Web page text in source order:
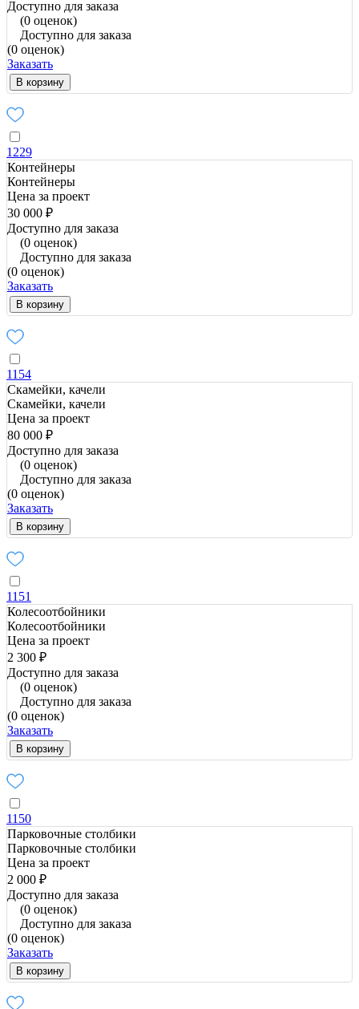
Доступно для заказа
(0 оценок)
Доступно для заказа
(0 оценок)
Заказать
В корзину
1229
Контейнеры
Контейнеры
Цена за проект
30 000 ₽
Доступно для заказа
(0 оценок)
Доступно для заказа
(0 оценок)
Заказать
В корзину
1154
Скамейки, качели
Скамейки, качели
Цена за проект
80 000 ₽
Доступно для заказа
(0 оценок)
Доступно для заказа
(0 оценок)
Заказать
В корзину
1151
Колесоотбойники
Колесоотбойники
Цена за проект
2 300 ₽
Доступно для заказа
(0 оценок)
Доступно для заказа
(0 оценок)
Заказать
В корзину
1150
Парковочные столбики
Парковочные столбики
Цена за проект
2 000 ₽
Доступно для заказа
(0 оценок)
Доступно для заказа
(0 оценок)
Заказать
В корзину